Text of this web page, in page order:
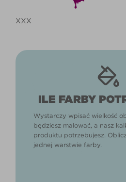
XXX
ILE FARBY
Wystarczy wpisać wielkość
będziesz malować, a nasz
produktu potrzebujesz.
jednej warstwie farby.